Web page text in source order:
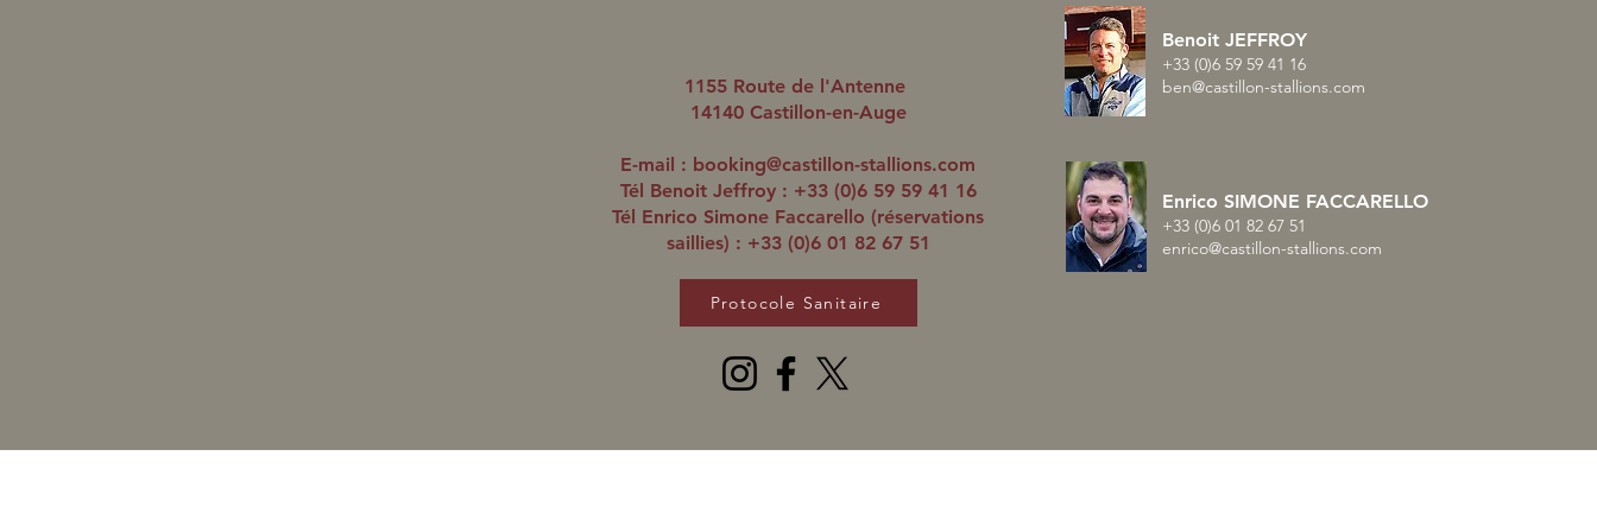
1155 Route de l'Antenne
14140 Castillon-en-Auge
E-mail : booking@castillon-stallions.com
Tél Benoit Jeffroy : +33 (0)6 59 59 41 16
Tél Enrico Simone Faccarello (réservations
saillies) : +33 (0)6 01 82 67 51
Protocole Sanitaire
Benoit JEFFROY
+33 (0)6 59 59 41 16
ben@castillon-stallions.com
Enrico SIMONE FACCARELLO
+33 (0)6 01 82 67 51
enrico@castillon-stallions.com